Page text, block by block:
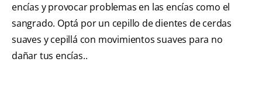
encías y provocar problemas en las encías como el
sangrado. Optá por un cepillo de dientes de cerdas
suaves y cepillá con movimientos suaves para no
dañar tus encías..